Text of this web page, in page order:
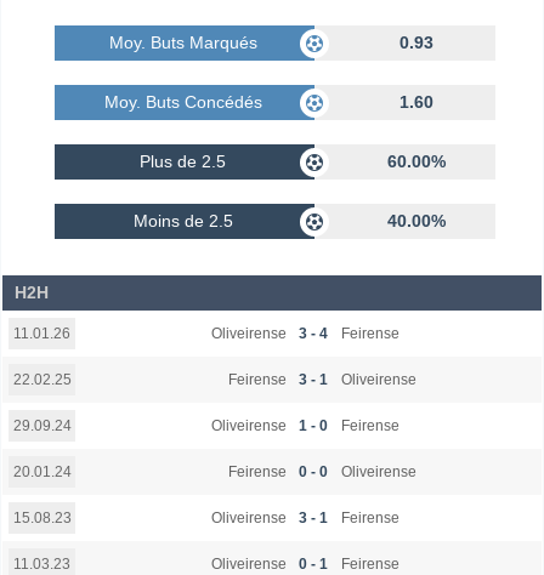
Moy. Buts Marqués 0.93
Moy. Buts Concédés 1.60
Plus de 2.5 60.00%
Moins de 2.5 40.00%
H2H
11.01.26 Oliveirense 3 - 4 Feirense
22.02.25 Feirense 3 - 1 Oliveirense
29.09.24 Oliveirense 1 - 0 Feirense
20.01.24 Feirense 0 - 0 Oliveirense
15.08.23 Oliveirense 3 - 1 Feirense
11.03.23 Oliveirense 0 - 1 Feirense